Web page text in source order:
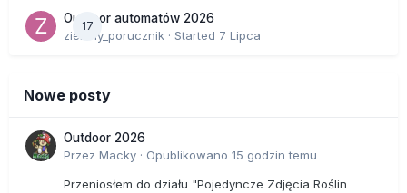
17
Outdoor automatów 2026
zielony_porucznik · Started 7 Lipca
Nowe posty
Outdoor 2026
Przez Macky · Opublikowano 15 godzin temu
Przeniosłem do działu "Pojedyncze Zdjęcia Roślin